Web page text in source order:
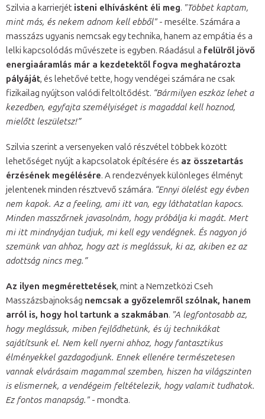
Szilvia a karrierjét isteni elhívásként éli meg. "Többet kaptam,
mint más, és nekem adnom kell ebből" - mesélte. Számára a
masszázs ugyanis nemcsak egy technika, hanem az empátia és a
lelki kapcsolódás művészete is egyben. Ráadásul a felülről jövő
energiaáramlás már a kezdetektől fogva meghatározta
pályáját, és lehetővé tette, hogy vendégei számára ne csak
fizikailag nyújtson valódi feltöltődést. “Bármilyen eszköz lehet a
kezedben, egyfajta személyiséget is magaddal kell hoznod,
mielőtt leszületsz!”
Szilvia szerint a versenyeken való részvétel többek között
lehetőséget nyújt a kapcsolatok építésére és az összetartás
érzésének megélésére. A rendezvények különleges élményt
jelentenek minden résztvevő számára. “Ennyi ölelést egy évben
nem kapok. Az a feeling, ami itt van, egy láthatatlan kapocs.
Minden masszőrnek javasolnám, hogy próbálja ki magát. Mert
mi itt mindnyájan tudjuk, mi kell egy vendégnek. És nagyon jó
szemünk van ahhoz, hogy azt is meglássuk, ki az, akiben ez az
adottság nincs meg.”
Az ilyen megmérettetések, mint a Nemzetközi Cseh
Masszázsbajnokság nemcsak a győzelemről szólnak, hanem
arról is, hogy hol tartunk a szakmában. "A legfontosabb az,
hogy meglássuk, miben fejlődhetünk, és új technikákat
sajátítsunk el. Nem kell nyerni ahhoz, hogy fantasztikus
élményekkel gazdagodjunk. Ennek ellenére természetesen
vannak elvárásaim magammal szemben, hiszen ha világszinten
is elismernek, a vendégeim feltételezik, hogy valamit tudhatok.
Ez fontos manapság." - mondta.